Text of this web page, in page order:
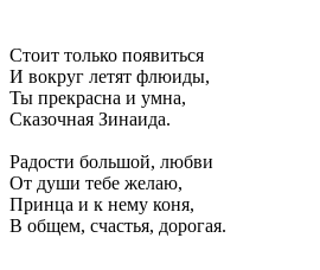
Стоит только появиться
И вокруг летят флюиды,
Ты прекрасна и умна,
Сказочная Зинаида.
Радости большой, любви
От души тебе желаю,
Принца и к нему коня,
В общем, счастья, дорогая.